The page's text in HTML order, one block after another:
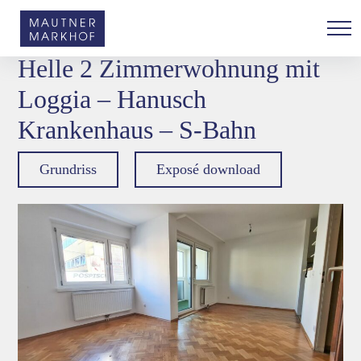
Skip
contentZurück
Helle 2 Zimmerwohnung mit
Loggia – Hanusch
Krankenhaus – S-Bahn
Grundriss Exposé download